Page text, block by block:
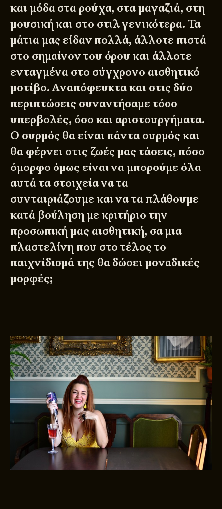
και μόδα στα ρούχα, στα μαγαζιά, στη
μουσική και στο στιλ γενικότερα. Τα
μάτια μας είδαν πολλά, άλλοτε πιστά
στο σημαίνον του όρου και άλλοτε
ενταγμένα στο σύγχρονο αισθητικό
μοτίβο. Αναπόφευκτα και στις δύο
περιπτώσεις συναντήσαμε τόσο
υπερβολές, όσο και αριστουργήματα.
Ο συρμός θα είναι πάντα συρμός και
θα φέρνει στις ζωές μας τάσεις, πόσο
όμορφο όμως είναι να μπορούμε όλα
αυτά τα στοιχεία να τα
συνταιριάζουμε και να τα πλάθουμε
κατά βούληση με κριτήριο την
προσωπική μας αισθητική, σα μια
πλαστελίνη που στο τέλος το
παιχνίδισμά της θα δώσει μοναδικές
μορφές;